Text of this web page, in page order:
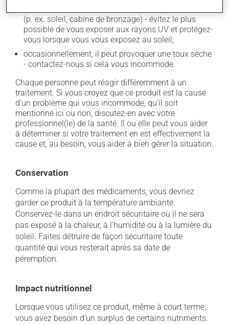
(p. ex. soleil, cabine de bronzage) - évitez le plus
possible de vous exposer aux rayons UV et protégez-
vous lorsque vous vous exposez au soleil;
occasionnellement, il peut provoquer une toux sèche
- contactez-nous si cela vous incommode.
Chaque personne peut réagir différemment à un
traitement. Si vous croyez que ce produit est la cause
d'un problème qui vous incommode, qu'il soit
mentionné ici ou non, discutez-en avec votre
professionnel(le) de la santé. Il ou elle peut vous aider
à déterminer si votre traitement en est effectivement la
cause et, au besoin, vous aider à bien gérer la situation.
Conservation
Comme la plupart des médicaments, vous devriez
garder ce produit à la température ambiante.
Conservez-le dans un endroit sécuritaire où il ne sera
pas exposé à la chaleur, à l'humidité ou à la lumière du
soleil. Faites détruire de façon sécuritaire toute
quantité qui vous resterait après sa date de
péremption.
Impact nutritionnel
Lorsque vous utilisez ce produit, même à court terme,
vous avez besoin d'un surplus de certains nutriments.